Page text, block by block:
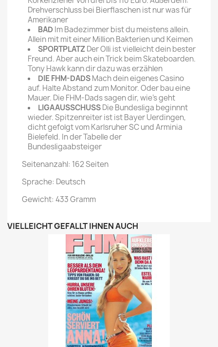
Drehverschluss bei Bierflaschen ist nur was für
Amerikaner
BAD Im Badezimmer bist du meistens allein.
Allein mit mit einer Million Bakterien und Keimen
SPORTPLATZDer Olli ist vielleicht dein bester
Freund. Aber auch ein Trick beim Skateboarden.
Tony Hawk kann dir dazu was erzählen
DIE FHM-DADSMach dein eigenes Casino
auf. Halte Abstand zum Monitor. Oder bau eine
Mauer. Die FHM-Dads sagen dir, wie's geht
LIGAAUSSCHUSSDie Bundesliga beginnnt
wieder. Spitzenreiter ist ist Bayer Uerdingen,
dicht gefolgt vom Karlsruher SC und Arminia
Bielefeld. In der Tabelle der
Bundesligaabsteiger
Seitenanzahl: 162 Seiten
Sprache: Deutsch
Gewicht: 433 Gramm
VIELLEICHT GEFÄLLT IHNEN AUCH